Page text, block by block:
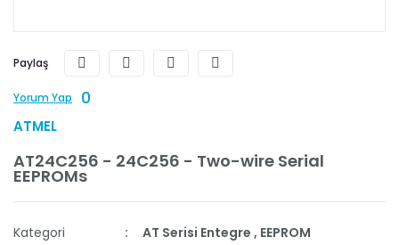
Paylaş
Yorum Yap 0
ATMEL
AT24C256 - 24C256 - Two-wire Serial
EEPROMs
Kategori AT Serisi Entegre , EEPROM